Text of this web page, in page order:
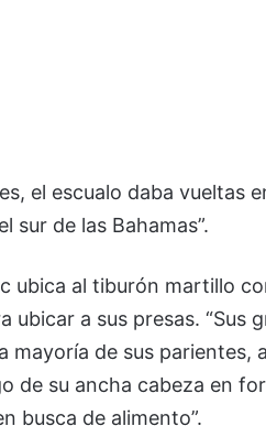
el escualo daba vueltas
sur de las Bahamas”.
ubica al tiburón martillo
ubicar a sus presas. “Sus
mayoría de sus parientes,
de su ancha cabeza en
busca de alimento”.